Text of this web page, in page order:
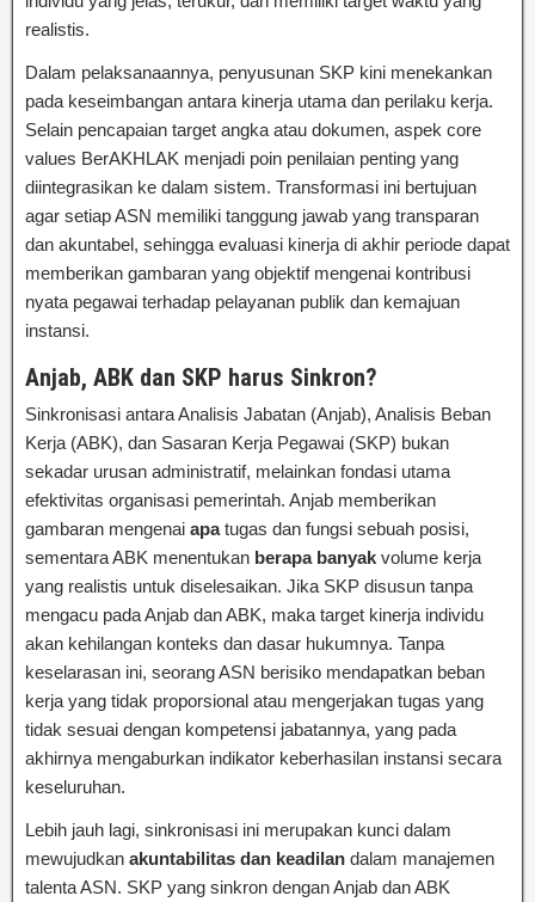
realistis.
Dalam pelaksanaannya, penyusunan SKP kini menekankan
pada keseimbangan antara kinerja utama dan perilaku kerja.
Selain pencapaian target angka atau dokumen, aspek core
values BerAKHLAK menjadi poin penilaian penting yang
diintegrasikan ke dalam sistem. Transformasi ini bertujuan
agar setiap ASN memiliki tanggung jawab yang transparan
dan akuntabel, sehingga evaluasi kinerja di akhir periode dapat
memberikan gambaran yang objektif mengenai kontribusi
nyata pegawai terhadap pelayanan publik dan kemajuan
instansi.
Anjab, ABK dan SKP harus Sinkron?
Sinkronisasi antara Analisis Jabatan (Anjab), Analisis Beban
Kerja (ABK), dan Sasaran Kerja Pegawai (SKP) bukan
sekadar urusan administratif, melainkan fondasi utama
efektivitas organisasi pemerintah. Anjab memberikan
gambaran mengenai apatugas dan fungsi sebuah posisi,
sementara ABK menentukan berapa banyak volume kerja
yang realistis untuk diselesaikan. Jika SKP disusun tanpa
mengacu pada Anjab dan ABK, maka target kinerja individu
akan kehilangan konteks dan dasar hukumnya. Tanpa
keselarasan ini, seorang ASN berisiko mendapatkan beban
kerja yang tidak proporsional atau mengerjakan tugas yang
tidak sesuai dengan kompetensi jabatannya, yang pada
akhirnya mengaburkan indikator keberhasilan instansi secara
keseluruhan.
Lebih jauh lagi, sinkronisasi ini merupakan kunci dalam
mewujudkan akuntabilitas dan keadilan dalam manajemen
talenta ASN. SKP yang sinkron dengan Anjab dan ABK